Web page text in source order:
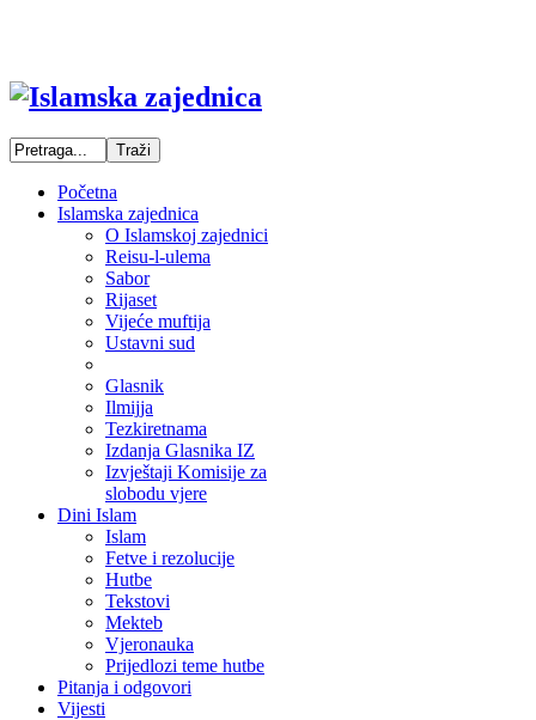
Početna
Islamska zajednica
O Islamskoj zajednici
Reisu-l-ulema
Sabor
Rijaset
Vijeće muftija
Ustavni sud
Glasnik
Ilmijja
Tezkiretnama
Izdanja Glasnika IZ
Izvještaji Komisije za
slobodu vjere
Dini Islam
Islam
Fetve i rezolucije
Hutbe
Tekstovi
Mekteb
Vjeronauka
Prijedlozi teme hutbe
Pitanja i odgovori
Vijesti